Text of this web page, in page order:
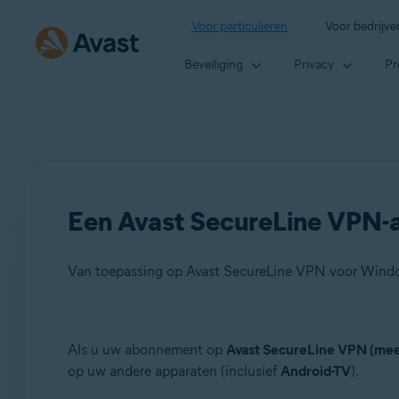
Voor particulieren Voor
Beveiliging Privacy
Een Avast SecureLine
Producten:
Avast SecureLine VPN 5.x voor Windows
Als u uw abonnement op Avast SecureLine VPN
op uw andere apparaten (inclusief Android-TV).